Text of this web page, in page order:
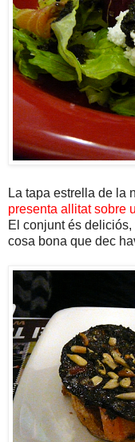
La tapa estrella de la
presenta allitat sobre
El conjunt és
cosa bona que dec